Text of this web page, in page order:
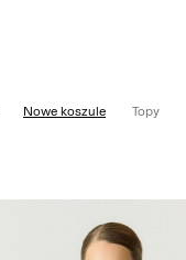
Nowe koszule Topy